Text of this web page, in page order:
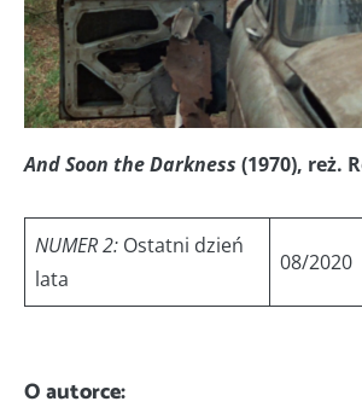
And Soon the Darkness (1970), reż.
NUMER 2: Ostatni dzień
lata
08/2020
O autorce: